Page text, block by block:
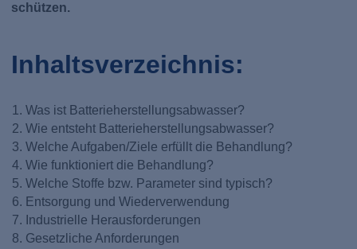
schützen.
Inhaltsverzeichnis:
Was ist Batterieherstellungsabwasser?
Wie entsteht Batterieherstellungsabwasser?
Welche Aufgaben/Ziele erfüllt die Behandlung?
Wie funktioniert die Behandlung?
Welche Stoffe bzw. Parameter sind typisch?
Entsorgung und Wiederverwendung
Industrielle Herausforderungen
Gesetzliche Anforderungen